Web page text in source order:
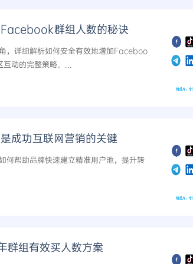
群组人数的秘诀
，详细解析如何安全有效地增加Faceboo
动的完整策略。...
成功互联网营销的关键
帮助品牌快速建立精准用户池，提升转
群组有效买人数方案